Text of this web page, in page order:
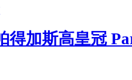
得加斯高皇冠